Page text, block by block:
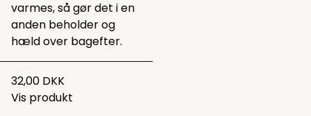
varmes, så gør det i en
anden beholder og
hæld over bagefter.
32,00 DKK
Vis produkt